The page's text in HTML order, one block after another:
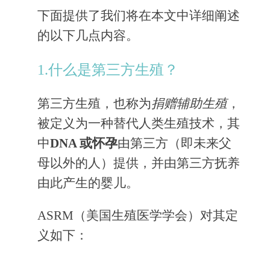
下面提供了我们将在本文中详细阐述
的以下几点内容。
1.什么是第三方生殖？
第三方生殖，也称为捐赠辅助生殖，
被定义为一种替代人类生殖技术，其
中DNA 或怀孕由第三方（即未来父
母以外的人）提供，并由第三方抚养
由此产生的婴儿。
ASRM（美国生殖医学学会）对其定
义如下：